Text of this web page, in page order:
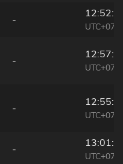
-
-
-
-